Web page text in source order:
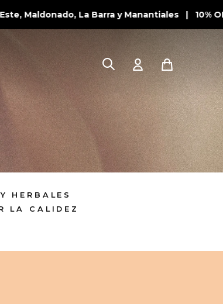
La Barra y Manantiales |
HERBALES
LA CALIDEZ